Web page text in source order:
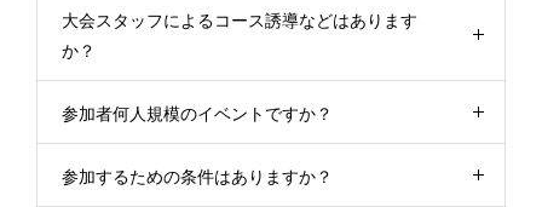
大会スタッフによるコース誘導などはあります
か？
参加者何人規模のイベントですか？
参加するための条件はありますか？